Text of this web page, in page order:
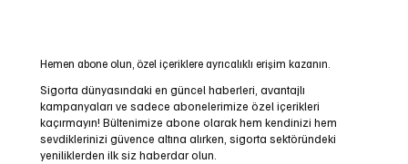
Eksik Ayak: Saha Şirketin Kendi İşidir
Hemen abone olun, özel içeriklere ayrıcalıklı erişim kazanın.
Sigorta dünyasındaki en güncel haberleri, avantajlı
kampanyaları ve sadece abonelerimize özel içerikleri
kaçırmayın! Bültenimize abone olarak hem kendinizi hem
sevdiklerinizi güvence altına alırken, sigorta sektöründeki
yeniliklerden ilk siz haberdar olun.